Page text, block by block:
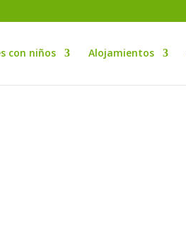
con niños Alojamientos